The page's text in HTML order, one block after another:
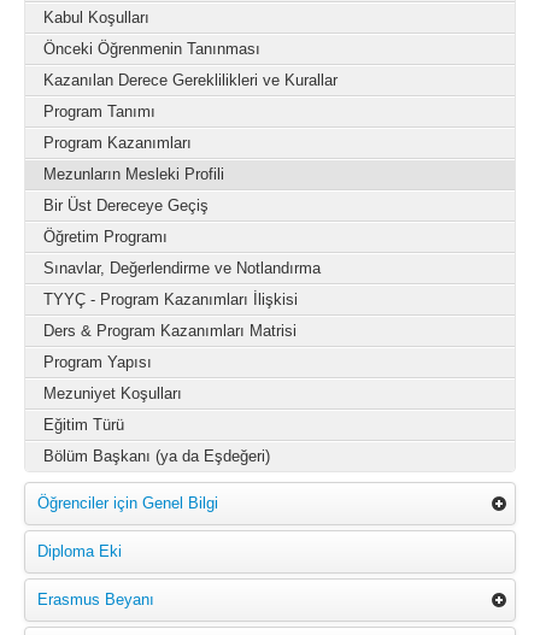
Kabul Koşulları
Önceki Öğrenmenin Tanınması
Kazanılan Derece Gereklilikleri ve Kurallar
Program Tanımı
Program Kazanımları
Mezunların Mesleki Profili
Bir Üst Dereceye Geçiş
Öğretim Programı
Sınavlar, Değerlendirme ve Notlandırma
TYYÇ - Program Kazanımları İlişkisi
Ders & Program Kazanımları Matrisi
Program Yapısı
Mezuniyet Koşulları
Eğitim Türü
Bölüm Başkanı (ya da Eşdeğeri)
Öğrenciler için Genel Bilgi
Diploma Eki
Erasmus Beyanı